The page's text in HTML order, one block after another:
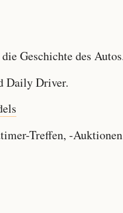
Geschichte des
Daily Driver.
Treffen, -